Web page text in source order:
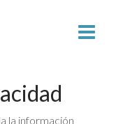
la información